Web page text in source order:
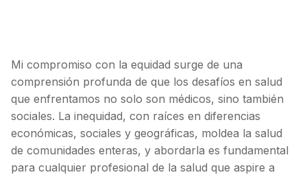
Mi compromiso con la equidad surge de una
comprensión profunda de que los desafíos en salud
que enfrentamos no solo son médicos, sino también
sociales. La inequidad, con raíces en diferencias
económicas, sociales y geográficas, moldea la salud
de comunidades enteras, y abordarla es fundamental
para cualquier profesional de la salud que aspire a